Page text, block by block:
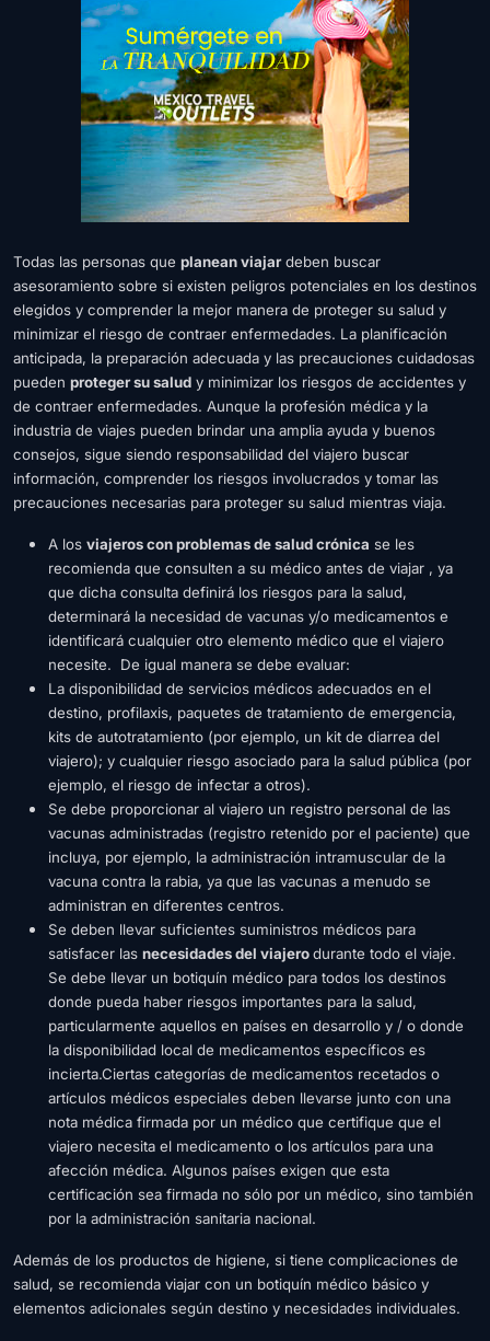
Todas las personas que planean viajardeben buscar
asesoramiento sobre si existen peligros potenciales en los destinos
elegidos y comprender la mejor manera de proteger su salud y
minimizar el riesgo de contraer enfermedades. La planificación
anticipada, la preparación adecuada y las precauciones cuidadosas
pueden proteger su salud y minimizar los riesgos de accidentes y
de contraer enfermedades. Aunque la profesión médica y la
industria de viajes pueden brindar una amplia ayuda y buenos
consejos, sigue siendo responsabilidad del viajero buscar
información, comprender los riesgos involucrados y tomar las
precauciones necesarias para proteger su salud mientras viaja.
A los viajeros con problemas de salud crónica se les
recomienda que consulten a su médico antes de viajar , ya
que dicha consulta definirá los riesgos para la salud,
determinará la necesidad de vacunas y/o medicamentos e
identificará cualquier otro elemento médico que el viajero
necesite. De igual manera se debe evaluar:
La disponibilidad de servicios médicos adecuados en el
destino, profilaxis, paquetes de tratamiento de emergencia,
kits de autotratamiento (por ejemplo, un kit de diarrea del
viajero); y cualquier riesgo asociado para la salud pública (por
ejemplo, el riesgo de infectar a otros).
Se debe proporcionar al viajero un registro personal de las
vacunas administradas (registro retenido por el paciente) que
incluya, por ejemplo, la administración intramuscular de la
vacuna contra la rabia, ya que las vacunas a menudo se
administran en diferentes centros.
Se deben llevar suficientes suministros médicos para
satisfacer las necesidades del viajerodurante todo el viaje.
Se debe llevar un botiquín médico para todos los destinos
donde pueda haber riesgos importantes para la salud,
particularmente aquellos en países en desarrollo y / o donde
la disponibilidad local de medicamentos específicos es
incierta.Ciertas categorías de medicamentos recetados o
artículos médicos especiales deben llevarse junto con una
nota médica firmada por un médico que certifique que el
viajero necesita el medicamento o los artículos para una
afección médica. Algunos países exigen que esta
certificación sea firmada no sólo por un médico, sino también
por la administración sanitaria nacional.
Además de los productos de higiene, si tiene complicaciones de
salud, se recomienda viajar con un botiquín médico básico y
elementos adicionales según destino y necesidades individuales.